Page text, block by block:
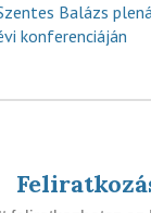
Balázs
konferenciáján